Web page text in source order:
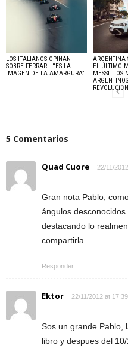
LOS ITALIANOS OPINAN
SOBRE FERRARI: “ES LA
IMAGEN DE LA AMARGURA”
ARGENTINA
EL ÚLTIMO
MESSI. LOS
5 Comentarios
Quad Cuore 22/11/
Gran nota Pablo,
ángulos
destacando lo
compartirla.
Responder
Ektor 22/11/2012 at 17:39
Sos un grande Pablo,
libro y despues del